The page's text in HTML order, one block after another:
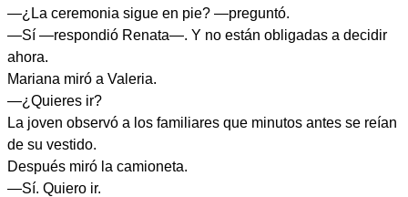
—¿La ceremonia sigue en pie? —preguntó.
—Sí —respondió Renata—. Y no están obligadas a decidir
ahora.
Mariana miró a Valeria.
—¿Quieres ir?
La joven observó a los familiares que minutos antes se reían
de su vestido.
Después miró la camioneta.
—Sí. Quiero ir.